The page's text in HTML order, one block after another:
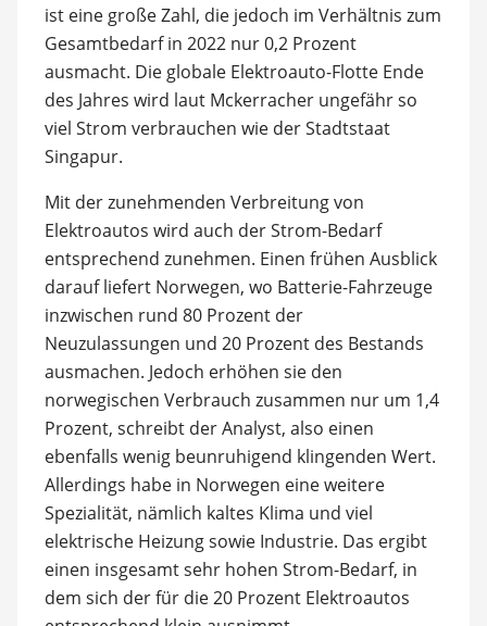
ist eine große Zahl, die jedoch im Verhältnis zum
Gesamtbedarf in 2022 nur 0,2 Prozent
ausmacht. Die globale Elektroauto-Flotte Ende
des Jahres wird laut Mckerracher ungefähr so
viel Strom verbrauchen wie der Stadtstaat
Singapur.
Mit der zunehmenden Verbreitung von
Elektroautos wird auch der Strom-Bedarf
entsprechend zunehmen. Einen frühen Ausblick
darauf liefert Norwegen, wo Batterie-Fahrzeuge
inzwischen rund 80 Prozent der
Neuzulassungen und 20 Prozent des Bestands
ausmachen. Jedoch erhöhen sie den
norwegischen Verbrauch zusammen nur um 1,4
Prozent, schreibt der Analyst, also einen
ebenfalls wenig beunruhigend klingenden Wert.
Allerdings habe in Norwegen eine weitere
Spezialität, nämlich kaltes Klima und viel
elektrische Heizung sowie Industrie. Das ergibt
einen insgesamt sehr hohen Strom-Bedarf, in
dem sich der für die 20 Prozent Elektroautos